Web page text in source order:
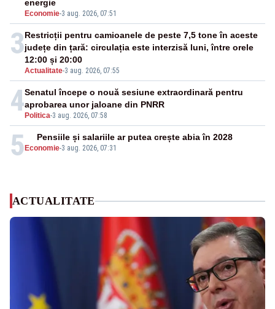
Economie-3 aug. 2026, 07:51
energie
3
Actualitate-3 aug. 2026, 07:55
Restricții pentru camioanele de peste 7,5 tone în aceste
județe din țară: circulația este interzisă luni, între orele
12:00 și 20:00
4 Politica-3 aug. 2026, 07:58
Senatul începe o nouă sesiune extraordinară pentru
aprobarea unor jaloane din PNRR
5 Economie-3 aug. 2026, 07:31
Pensiile și salariile ar putea crește abia în 2028
ACTUALITATE